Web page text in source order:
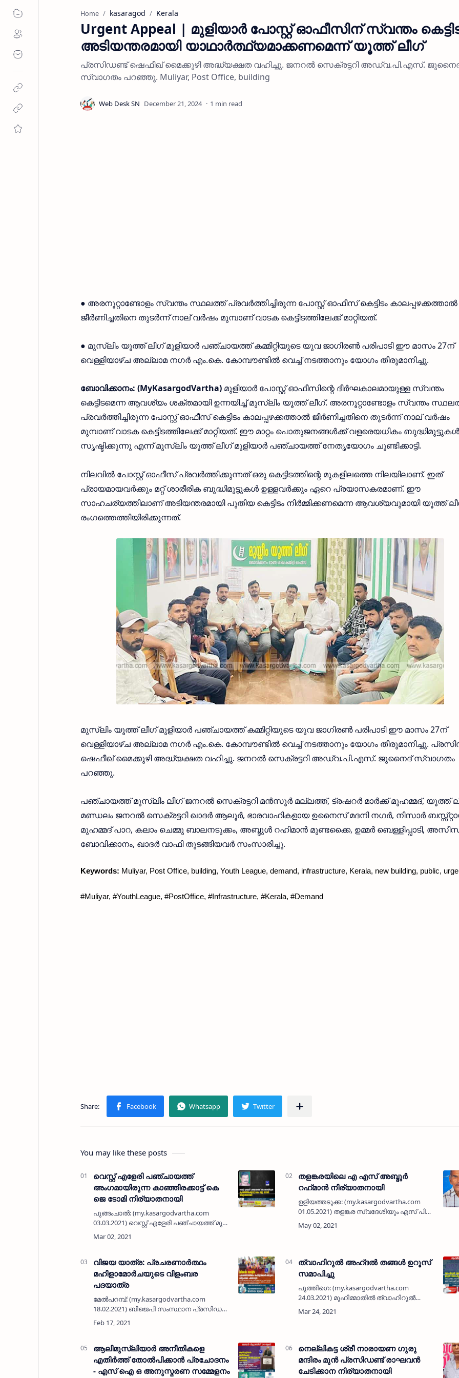
Home kasaragod Kerala
Urgent Appeal | മുളിയാർ പോസ്റ്റ് ഓഫീസിന് സ്വന്തം
അടിയന്തരമായി യാഥാർത്ഥ്യമാക്കണമെന്ന് യൂത്ത് ലീഗ്
പ്രസിഡണ്ട് ഷെഫീഖ് മൈക്കുഴി അദ്ധ്യക്ഷത വഹിച്ചു. ജനറൽ സെക്രട്ടറി അഡ്വ.പി.എസ്.
സ്വാഗതം പറഞ്ഞു. Muliyar, Post Office, building
1 min read
● അരനൂറ്റാണ്ടോളം സ്വന്തം സ്ഥലത്ത് പ്രവർത്തിച്ചിരുന്ന പോസ്റ്റ് ഓഫീസ് കെട്ടിടം കാലപ്പഴക്കത്താൽ
ജീർണിച്ചതിനെ തുടർന്ന് നാല് വർഷം മുമ്പാണ് വാടക കെട്ടിടത്തിലേക്ക് മാറ്റിയത്.
● മുസ്ലിം യൂത്ത് ലീഗ് മുളിയാർ പഞ്ചായത്ത് കമ്മിറ്റിയുടെ യുവ ജാഗിരൺ പരിപാടി ഈ മാസം 27ന്
വെള്ളിയാഴ്ച അല്ലാമ നഗർ എം.കെ. കോമ്പൗണ്ടിൽ വെച്ച് നടത്താനും യോഗം തീരുമാനിച്ചു.
ബോവിക്കാനം: (MyKasargodVartha) മുളിയാർ പോസ്റ്റ് ഓഫീസിന്റെ ദീർഘകാലമായുള്ള സ്വന്തം
കെട്ടിടമെന്ന ആവശ്യം ശക്തമായി ഉന്നയിച്ച് മുസ്ലിം യൂത്ത് ലീഗ്. അരനൂറ്റാണ്ടോളം സ്വന്തം
പ്രവർത്തിച്ചിരുന്ന പോസ്റ്റ് ഓഫീസ് കെട്ടിടം കാലപ്പഴക്കത്താൽ ജീർണിച്ചതിനെ തുടർന്ന് നാല് വർഷം
മുമ്പാണ് വാടക കെട്ടിടത്തിലേക്ക് മാറ്റിയത്. ഈ മാറ്റം പൊതുജനങ്ങൾക്ക് വളരെയധികം ബുദ്ധിമുട്ടുകൾ
സൃഷ്ടിക്കുന്നു എന്ന് മുസ്ലിം യൂത്ത് ലീഗ് മുളിയാർ പഞ്ചായത്ത് നേതൃയോഗം ചൂണ്ടിക്കാട്ടി.
നിലവിൽ പോസ്റ്റ് ഓഫീസ് പ്രവർത്തിക്കുന്നത് ഒരു കെട്ടിടത്തിന്റെ മുകളിലത്തെ നിലയിലാണ്. ഇത്
പ്രായമായവർക്കും മറ്റ് ശാരീരിക ബുദ്ധിമുട്ടുകൾ ഉള്ളവർക്കും ഏറെ പ്രയാസകരമാണ്. ഈ
സാഹചര്യത്തിലാണ് അടിയന്തരമായി പുതിയ കെട്ടിടം നിർമ്മിക്കണമെന്ന ആവശ്യവുമായി യൂത്ത്
രംഗത്തെത്തിയിരിക്കുന്നത്.
മുസ്ലിം യൂത്ത് ലീഗ് മുളിയാർ പഞ്ചായത്ത് കമ്മിറ്റിയുടെ യുവ ജാഗിരൺ പരിപാടി ഈ മാസം 27ന്
വെള്ളിയാഴ്ച അല്ലാമ നഗർ എം.കെ. കോമ്പൗണ്ടിൽ വെച്ച് നടത്താനും യോഗം തീരുമാനിച്ചു.
ഷെഫീഖ് മൈക്കുഴി അദ്ധ്യക്ഷത വഹിച്ചു. ജനറൽ സെക്രട്ടറി അഡ്വ.പി.എസ്. ജുനൈദ് സ്വാഗതം
പറഞ്ഞു.
പഞ്ചായത്ത് മുസ്ലിം ലീഗ് ജനറൽ സെക്രട്ടറി മൻസൂർ മല്ലത്ത്, ട്രഷറർ മാർക്ക് മുഹമ്മദ്, യൂത്ത്
മണ്ഡലം ജനറൽ സെക്രട്ടറി ഖാദർ ആലൂർ, ഭാരവാഹികളായ ഉനൈസ് മദനി നഗർ, നിസാർ
മുഹമ്മദ് പാറ, കലാം ചെമ്മു ബാലനടുക്കം, അബ്ദുൾ റഹിമാൻ മുണ്ടക്കൈ, ഉമ്മർ ബെള്ളിപ്പാടി,
ബോവിക്കാനം, ഖാദർ വാഫി തുടങ്ങിയവർ സംസാരിച്ചു.
Keywords: Muliyar, Post Office, building, Youth League, demand, infrastructure, Kerala, new building, public,
#Muliyar, #YouthLeague, #PostOffice, #Infrastructure, #Kerala, #Demand
You may like these posts
വെസ്റ്റ് എളേരി പഞ്ചായത്ത്
അംഗമായിരുന്ന കാഞ്ഞിരക്കാട്ട് കെ
ജെ ടോമി നിര്യാതനായി
പുങ്ങംചാല്‍: (my.kasargodvartha.com
03.03.2021) വെസ്റ്റ് എളേരി പഞ്ചായത്ത് മുന്‍
ജെ ടോമി (62) നിര്യാതനായി. സിപിഎം
തളങ്കരയിലെ എ എസ് അബ്ദുർ
റഹ്‌മാൻ നിര്യാതനായി
ഉളിയത്തടുക്ക: (my.kasargodvartha.com
01.05.2021) തളങ്കര സ്വദേശിയും എസ് പി
റഹ്‌മാൻ എ എസ് (74) നിര്യാതനായി.
വിജയ യാത്ര: പ്രചരണാര്‍ത്ഥം
മഹിളാമോര്‍ചയുടെ വിളംബര
പദയാത്ര
മേല്‍പറമ്പ്: (my.kasargodvartha.com
18.02.2021) ബിജെപി സംസ്ഥാന പ്രസിഡന്റ്
കെ സുരേന്ദ്രന്‍ നയിക്കുന്ന വിജയ
യാത്രയുടെ പ്രചരണാര്‍ത്ഥം മഹിളാമോര്‍ച
ത്വാഹിറുൽ അഹ്ദൽ തങ്ങള്‍ ഉറൂസ്
സമാപിച്ചു
പുത്തിഗെ: (my.kasargodvartha.com
24.03.2021) മുഹിമ്മാതിൽ ത്വാഹിറുൽ
ദിനങ്ങളിലായി വിവിധ പരിപാടികളോടെ
ആലിമുസ്ലിയാർ അനീതികളെ
എതിർത്ത് തോൽപിക്കാൻ പ്രചോദനം
- എസ് ഐ ഒ അനുസ്മരണ സമ്മേളനം
നെല്ലികട്ട ശ്രീ നാരായണ ഗുരു
മന്ദിരം മുന്‍ പ്രസിഡണ്ട് രാഘവന്‍
ചേടിക്കാന നിര്യാതനായി